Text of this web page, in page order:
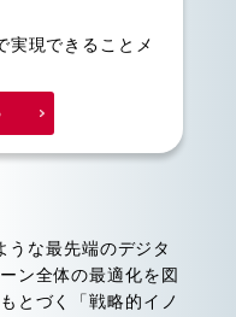
実現できることメ
うな最先端のデジタ
ン全体の最適化を図
とづく「戦略的イノ